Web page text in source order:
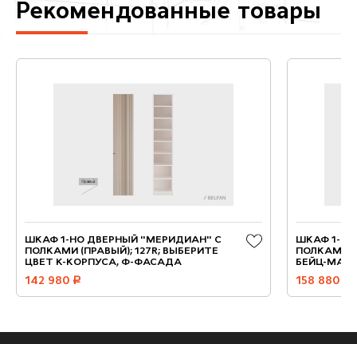
Рекомендованные товары
ШКАФ 1-НО ДВЕРНЫЙ "МЕРИДИАН" С
ПОЛКАМИ (ПРАВЫЙ); 127R; ВЫБЕРИТЕ
ЦВЕТ К-КОРПУСА, Ф-ФАСАДА
142 980 руб.
ШКАФ 1-
ПОЛКАМИ
БЕЙЦ-
158 880